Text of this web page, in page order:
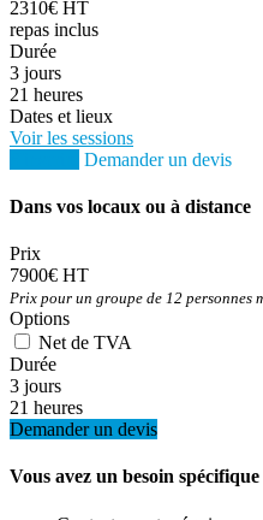
2310€ HT
repas inclus
Durée
3 jours
21 heures
Dates et lieux
Voir les sessions
Demander un devis
Dans vos locaux ou à distance
Prix
7900€ HT
Prix pour un groupe de 12 personnes
Options
Net de TVA
Durée
3 jours
21 heures
Demander un devis
Vous avez un besoin spécifique